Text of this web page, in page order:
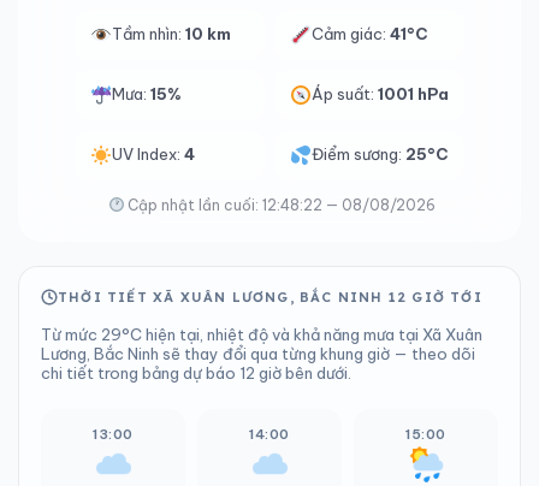
Tầm nhìn: 10 km Cảm giác:41°C
Mưa: 15% Áp suất:1001 hPa
UV Index: 4 Điểm sương: 25°C
Cập nhật lần cuối: 12:48:22 — 08/08/2026
THỜI TIẾT XÃ XUÂN LƯƠNG, BẮC NINH 12 GIỜ TỚI
Từ mức 29°C hiện tại, nhiệt độ và khả năng mưa tại Xã Xuân
Lương, Bắc Ninh sẽ thay đổi qua từng khung giờ — theo dõi
chi tiết trong bảng dự báo 12 giờ bên dưới.
13:00 14:00 15:00